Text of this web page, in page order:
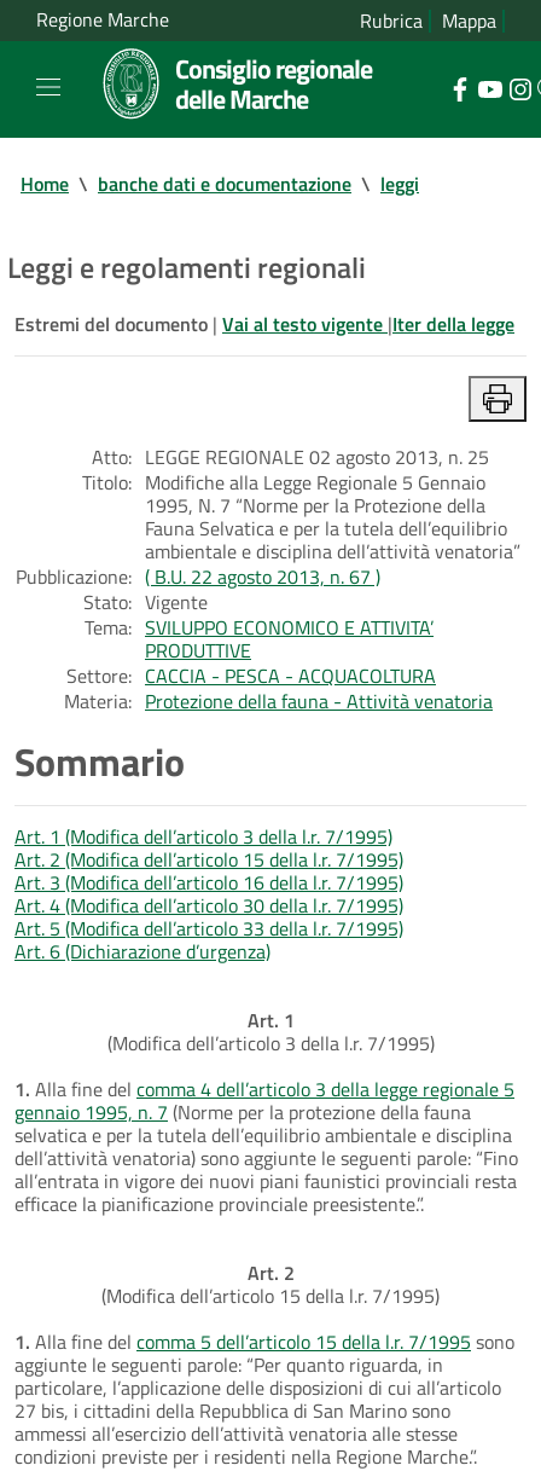
Regione Marche Rubrica Mappa
Consiglio regionale
delle Marche
Home \ banche dati e documentazione \ leggi
Leggi e regolamenti regionali
Estremi del documento | Vai al testo vigente |Iter della legge
Atto: LEGGE REGIONALE 02 agosto 2013, n. 25
Titolo: Modifiche alla Legge Regionale 5 Gennaio
1995, N. 7 “Norme per la Protezione della
Fauna Selvatica e per la tutela dell’equilibrio
ambientale e disciplina dell’attività venatoria”
Pubblicazione: ( B.U. 22 agosto 2013, n. 67 )
Stato: Vigente
Tema: SVILUPPO ECONOMICO E ATTIVITA’
PRODUTTIVE
Settore: CACCIA - PESCA - ACQUACOLTURA
Materia: Protezione della fauna - Attività venatoria
Sommario
Art. 1 (Modifica dell’articolo 3 della l.r. 7/1995)
Art. 2 (Modifica dell’articolo 15 della l.r. 7/1995)
Art. 3 (Modifica dell’articolo 16 della l.r. 7/1995)
Art. 4 (Modifica dell’articolo 30 della l.r. 7/1995)
Art. 5 (Modifica dell’articolo 33 della l.r. 7/1995)
Art. 6 (Dichiarazione d’urgenza)
Art. 1
(Modifica dell’articolo 3 della l.r. 7/1995)
1. Alla fine del comma 4 dell’articolo 3 della legge regionale 5
gennaio 1995, n. 7 (Norme per la protezione della fauna
selvatica e per la tutela dell’equilibrio ambientale e disciplina
dell’attività venatoria) sono aggiunte le seguenti parole: “Fino
all’entrata in vigore dei nuovi piani faunistici provinciali resta
efficace la pianificazione provinciale preesistente.”.
Art. 2
(Modifica dell’articolo 15 della l.r. 7/1995)
1. Alla fine del comma 5 dell’articolo 15 della l.r. 7/1995 sono
aggiunte le seguenti parole: “Per quanto riguarda, in
particolare, l’applicazione delle disposizioni di cui all’articolo
27 bis, i cittadini della Repubblica di San Marino sono
ammessi all’esercizio dell’attività venatoria alle stesse
condizioni previste per i residenti nella Regione Marche.”.